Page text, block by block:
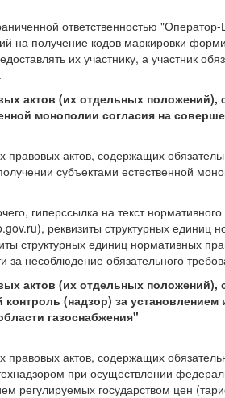
ответственностью
на получение кодов маркировки
их участнику, а участник
актов (их отдельных положений),
монополии согласия на
правовых актов, содержащих
субъектами естественной
гиперссылка на текст
реквизиты структурных единиц
структурных единиц нормативных
за несоблюдение обязательного
актов (их отдельных положений),
(надзор) за
газоснабжения"
правовых актов, содержащих
при осуществлении
регулируемых государством цен